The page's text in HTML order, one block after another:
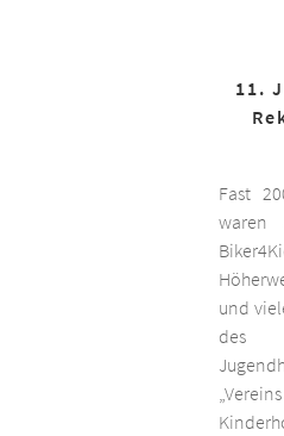
11.
Fast
waren
und
des